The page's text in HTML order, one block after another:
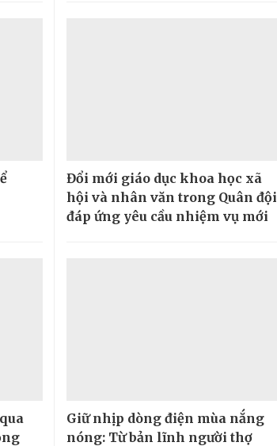
Đổi mới giáo dục khoa học xã
hội và nhân văn trong Quân đội
đáp ứng yêu cầu nhiệm vụ mới
Giữ nhịp dòng điện mùa nắng
nóng: Từ bản lĩnh người thợ